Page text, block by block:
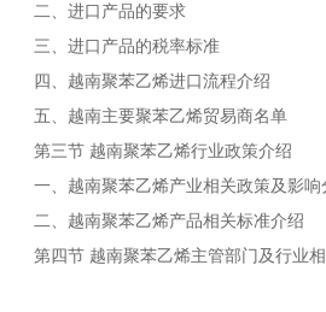
二、进口产品的要求
三、进口产品的税率标准
四、 越南聚苯乙烯进口流程介绍
五、 越南主要聚苯乙烯贸易商名单
第三节 越南聚苯乙烯行业政策介绍
一、 越南聚苯乙烯产业相关政策及影响
二、 越南聚苯乙烯产品相关标准介绍
第四节 越南聚苯乙烯主管部门及行业